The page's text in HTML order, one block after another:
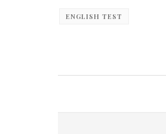
ENGLISH TEST